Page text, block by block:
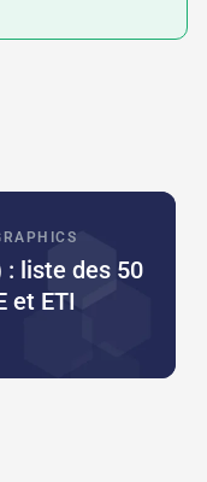
: liste des 50
et ETI